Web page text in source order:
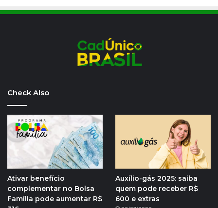
Check Also
Ativar benefício
complementar no Bolsa
Família pode aumentar R$
Auxílio-gás 2025: saiba
quem pode receber R$
600 e extras